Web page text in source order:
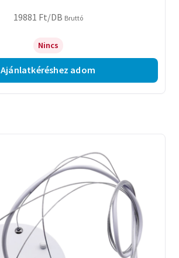
19881 Ft/DB Bruttó
Nincs
Ajánlatkéréshez adom